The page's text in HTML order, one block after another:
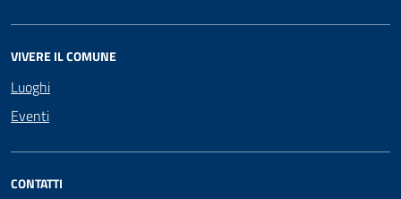
VIVERE IL COMUNE
Luoghi
Eventi
CONTATTI